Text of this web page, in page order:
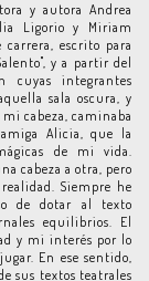
y autora Andrea
Ligorio y Miriam
escrito para
y a partir del
cuyas integrantes
sala oscura, y
cabeza, caminaba
Alicia, que la
de mi vida.
cabeza a otra, pero
Siempre he
de dotar al texto
equilibrios. El
y mi interés por lo
En ese sentido,
sus textos teatrales